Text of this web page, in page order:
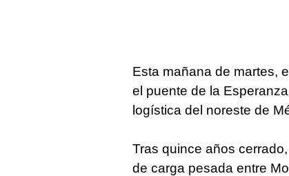
Esta mañana de martes,
el puente de la
logística del noreste de
Tras quince años
de carga pesada entre